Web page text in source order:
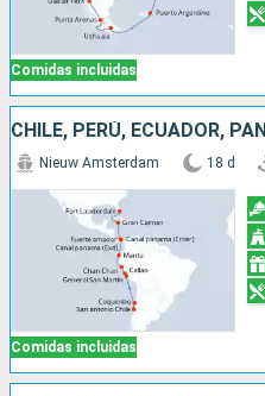
Comidas incluidas
Comidas incluidas
Nieuw Amsterdam 18 d